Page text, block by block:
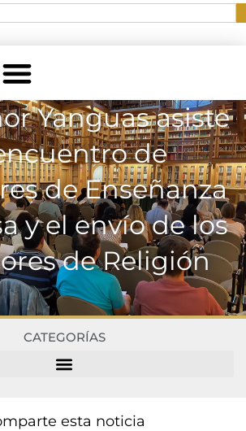
Yanguas asiste
de
de Enseñanza
y el envío de los
de Religión
CATEGORÍAS
esta noticia